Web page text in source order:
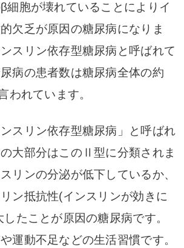
細胞が壊れていることによりイ
欠乏が原因の糖尿病になりま
スリン依存型糖尿病と呼ばれて
病の患者数は糖尿病全体の約
われています。
スリン依存型糖尿病」と呼ばれ
大部分はこのⅡ型に分類されま
リンの分泌が低下しているか、
ン抵抗性(インスリンが効きに
したことが原因の糖尿病です。
運動不足などの生活習慣です。